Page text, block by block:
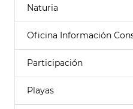
Naturia
Oficina Información
Participación
Playas